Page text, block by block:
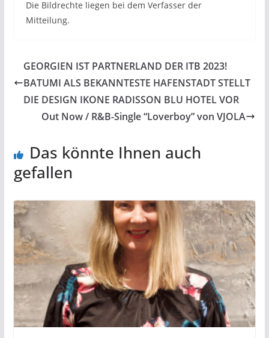
Die Bildrechte liegen bei dem Verfasser der
Mitteilung.
GEORGIEN IST PARTNERLAND DER ITB 2023!
BATUMI ALS BEKANNTESTE HAFENSTADT STELLT
DIE DESIGN IKONE RADISSON BLU HOTEL VOR
Out Now / R&B-Single “Loverboy” von VJOLA
Das könnte Ihnen auch
gefallen